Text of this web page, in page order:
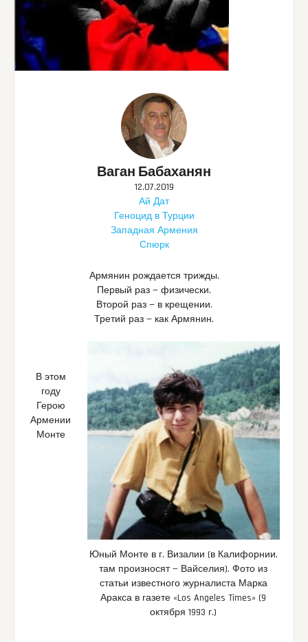
Ваган Бабаханян
12.07.2019
Ай Дат
Геноцид в Турции
Западная Армения
Спюрк
Армянин рождается трижды.
Первый раз — физически.
Второй раз — в крещении.
Третий раз — как Армянин.
Юный Монте в г. Визалии (в Калифорнии,
там произносят — Вайселия). Фото из
статьи известного журналиста Марка
Аракса в газете «Los Angeles Times» (9
октября 1993 г.)
В этом
году
Герою
Армении
Монте